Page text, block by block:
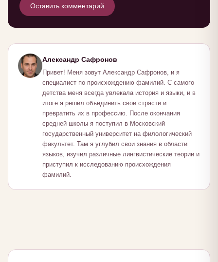
Оставить комментарий
Александр Сафронов
Привет! Меня зовут Александр Сафронов, и я
специалист по происхождению фамилий. С самого
детства меня всегда увлекала история и языки, и в
итоге я решил объединить свои страсти и
превратить их в профессию. После окончания
средней школы я поступил в Московский
государственный университет на филологический
факультет. Там я углубил свои знания в области
языков, изучил различные лингвистические теории и
приступил к исследованию происхождения
фамилий.